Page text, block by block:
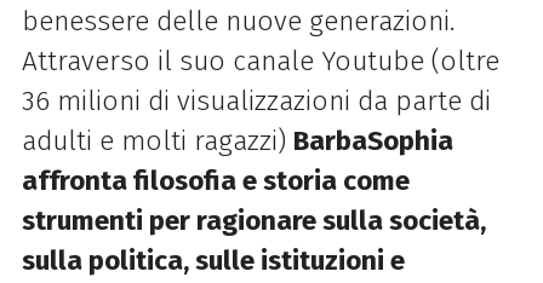
benessere delle nuove generazioni.
Attraverso il suo canale Youtube (oltre
36 milioni di visualizzazioni da parte di
adulti e molti ragazzi) BarbaSophia
affronta filosofia e storia come
strumenti per ragionare sulla società,
sulla politica, sulle istituzioni e